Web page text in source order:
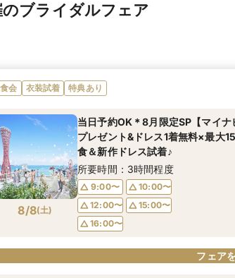
ブライダルフェア
会 衣装試着 特典あり
8/8(土)
当日予約OK＊8月限定SP【マイ
プレゼント&ドレス1着無料×最大
食＆新作ドレス試着♪
所要時間：3時間程度
9:00〜
10:00〜
12:00〜
15:00〜
16:00〜
フェア